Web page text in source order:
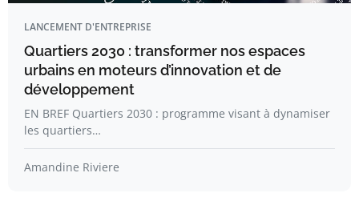
LANCEMENT D'ENTREPRISE
Quartiers 2030 : transformer nos espaces
urbains en moteurs d’innovation et de
développement
EN BREF Quartiers 2030 : programme visant à dynamiser
les quartiers…
Amandine Riviere